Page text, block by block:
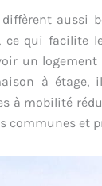
aussi
qui facilite
un
à
à mobilité
communes et